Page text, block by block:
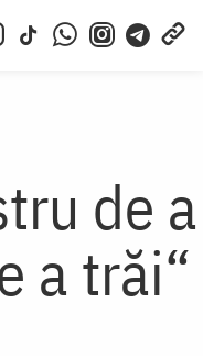
de a
a trăi“